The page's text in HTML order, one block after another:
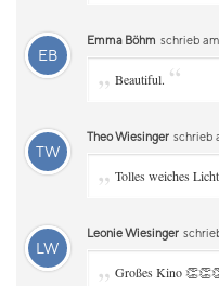
EB
Emma Böhm schrieb am
„ Beautiful. “
TW
Theo Wiesinger schrieb
„ Tolles weiches
LW
Leonie Wiesinger
„ Großes Kino